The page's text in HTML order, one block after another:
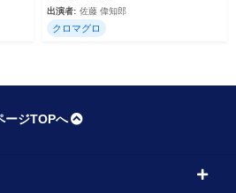
出演者: 佐藤 偉知郎
クロマグロ
ージTOPへ